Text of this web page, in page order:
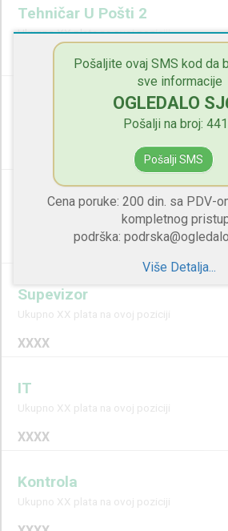
Pošaljite ovaj SMS kod da
sve informacije
OGLEDALO
Pošalji na broj:
Pošalji SMS
Cena poruke: 200 din. sa PDV-
kompletnog
podrška:
Više Detalja...
Tehničar U Pošti 2
Ukupno XX plata na ovoj poziciji
Ukupno XX plata na ovoj poziciji
Programer
Ukupno XX plata na ovoj poziciji
Supevizor
Ukupno XX plata na ovoj poziciji
XXXX
IT
Ukupno XX plata na ovoj poziciji
XXXX
Kontrola
Ukupno XX plata na ovoj poziciji